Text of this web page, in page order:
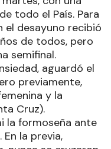
todo el País. Para
el desayuno recibió
de todos, pero
semifinal.
aguardó el
previamente,
y la
Cruz).
la formoseña ante
la previa,